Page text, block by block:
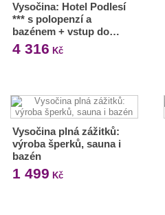
Vysočina: Hotel Podlesí
*** s polopenzí a
bazénem + vstup do…
4 316 Kč
Vysočina plná zážitků:
výroba šperků, sauna i
bazén
1 499 Kč